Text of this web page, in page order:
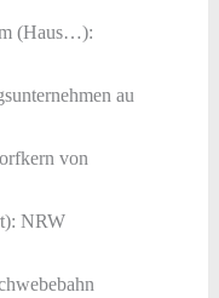
(Haus…):
au
von
NRW